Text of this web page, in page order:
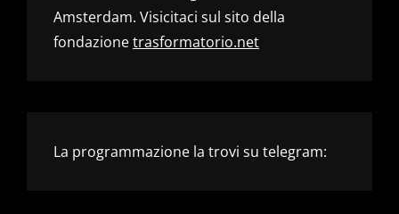
Amsterdam. Visicitaci sul sito della
fondazionetrasformatorio.net
La programmazione la trovi su telegram: